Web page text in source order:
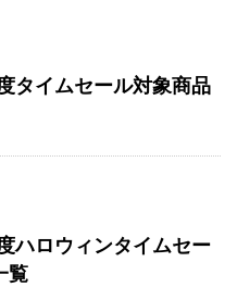
タイムセール対象商品
ハロウィンタイムセー
覧